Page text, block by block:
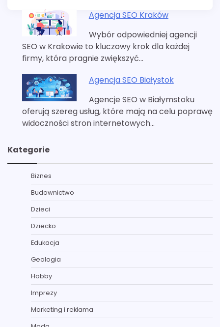
Agencja SEO Kraków
Wybór odpowiedniej agencji
SEO w Krakowie to kluczowy krok dla każdej
firmy, która pragnie zwiększyć…
Agencja SEO Białystok
Agencje SEO w Białymstoku
oferują szereg usług, które mają na celu poprawę
widoczności stron internetowych…
Kategorie
Biznes
Budownictwo
Dzieci
Dziecko
Edukacja
Geologia
Hobby
Imprezy
Marketing i reklama